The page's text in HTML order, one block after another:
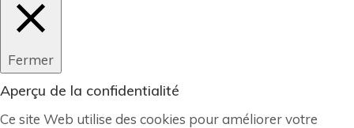
Fermer
Aperçu de la confidentialité
Ce site Web utilise des cookies pour améliorer votre